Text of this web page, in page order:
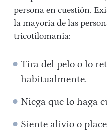
persona en cuestión.
la mayoría de las
tricotilomanía:
Tira del pelo o lo
habitualmente.
Niega que lo haga
Siente alivio o